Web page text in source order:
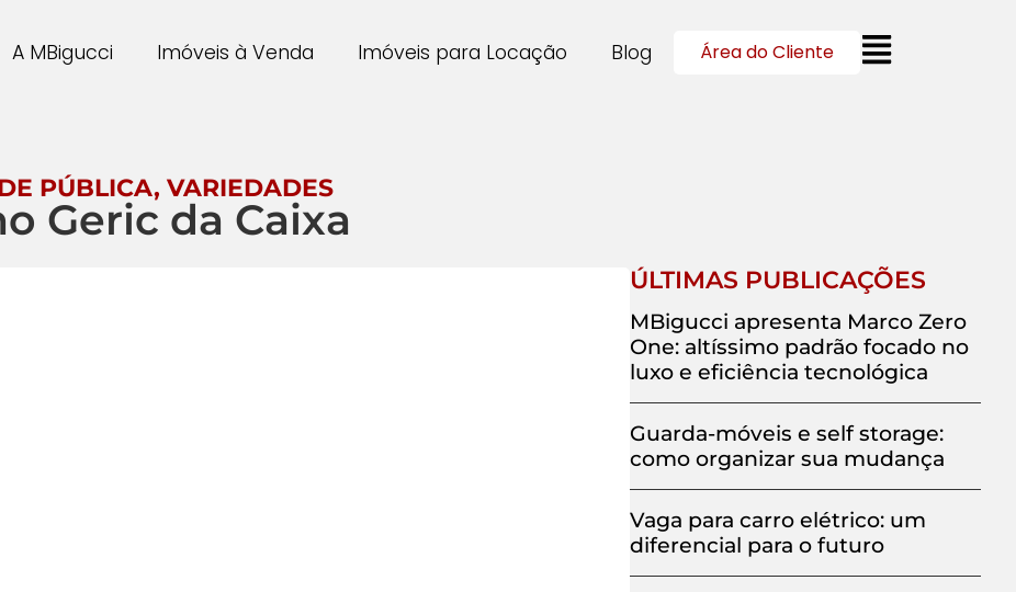
A MBigucci Imóveis à Venda Imóveis para Locação Blog Área do Cliente
PÚBLICA, VARIEDADES
Geric da Caixa
ÚLTIMAS PUBLICAÇÕES
MBigucci apresenta Marco Zero
One: altíssimo padrão focado no
luxo e eficiência tecnológica
Guarda-móveis e self storage:
como organizar sua mudança
Vaga para carro elétrico: um
diferencial para o futuro